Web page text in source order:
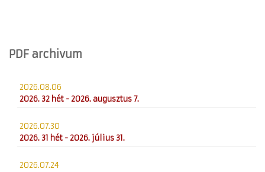
PDF archivum
2026.08.06
2026. 32 hét - 2026. augusztus 7.
2026.07.30
2026. 31 hét - 2026. július 31.
2026.07.24